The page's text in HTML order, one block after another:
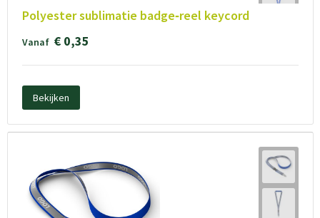
Polyester sublimatie badge‑reel keycord
Vanaf € 0,35
Bekijken